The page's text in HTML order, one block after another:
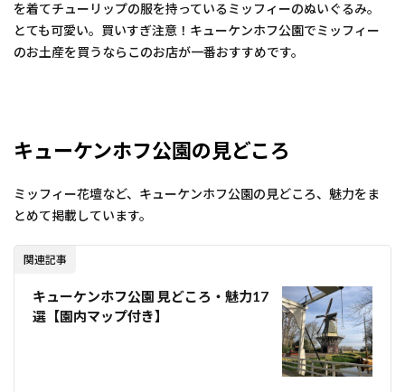
を着てチューリップの服を持っているミッフィーのぬいぐるみ。
とても可愛い。買いすぎ注意！キューケンホフ公園でミッフィー
のお土産を買うならこのお店が一番おすすめです。
キューケンホフ公園の見どころ
ミッフィー花壇など、キューケンホフ公園の見どころ、魅力をま
とめて掲載しています。
関連記事
キューケンホフ公園 見どころ・魅力17
選【園内マップ付き】